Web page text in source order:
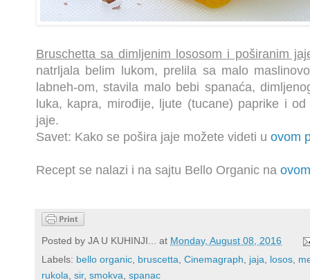
Bruschetta sa dimljenim lososom i poširanim
natrljala belim lukom, prelila sa malo
labneh-om, stavila malo bebi spanaća,
luka, kapra, mirođije, ljute (tucane) paprike i
jaje.
Savet: Kako se pošira jaje možete videti u ovom
Recept se nalazi i na sajtu Bello Organic na
Posted by JA U KUHINJI... at Monday, August 08, 2016
Labels: bello organic, bruscetta, Cinemagraph, jaja, losos,
rukola, sir, smokva, spanac